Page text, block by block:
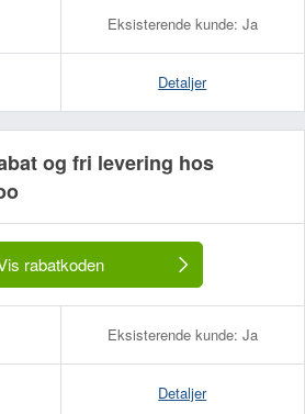
Eksisterende kunde: Ja
Detaljer
og fri levering hos
rabatkoden
Eksisterende kunde: Ja
Detaljer